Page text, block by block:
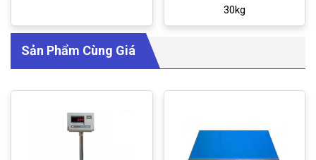
30kg
Sản Phẩm Cùng Giá